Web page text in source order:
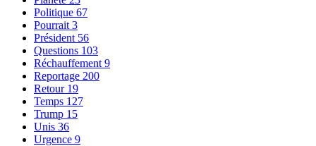
Politique 67
Pourrait 3
Président 56
Questions 103
Réchauffement 9
Reportage 200
Retour 19
Temps 127
Trump 15
Unis 36
Urgence 9